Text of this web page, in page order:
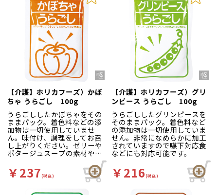
【介護】ホリカフーズ）かぼ
ちゃ うらごし 100g
うらごししたかぼちゃをその
ままパック。着色料などの添
加物は一切使用していませ
ん。味付け、調理をしてお召
し上がりください。ゼリーや
ポタージュスープの素材や、
離乳食として幅広くご利用い
ただけます。
￥237(税込)
【介護】ホリカフーズ）グリ
ンピース うらごし 100g
うらごししたグリンピースを
そのままパック。着色料など
の添加物は一切使用していま
せん。非常になめらかに加工
されていますので嚥下対応食
などにも対応可能です。
￥216(税込)